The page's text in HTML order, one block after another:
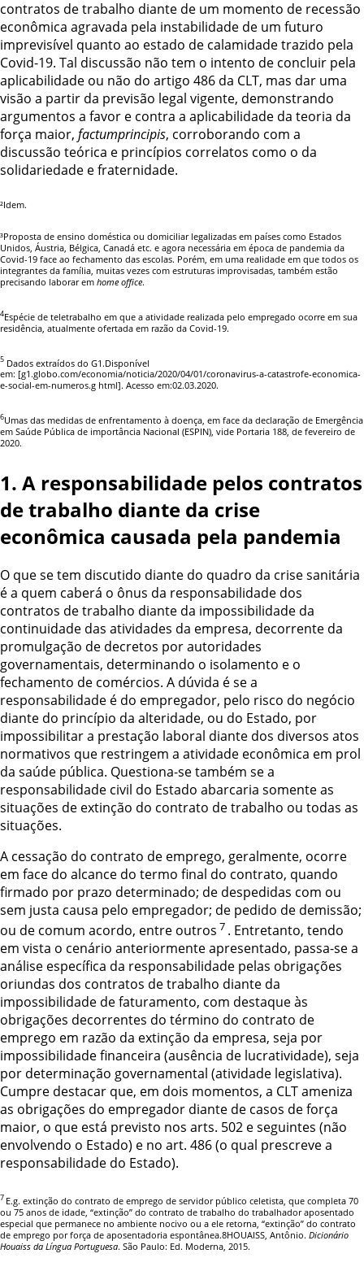
contratos de trabalho diante de um momento de recessão
econômica agravada pela instabilidade de um futuro
imprevisível quanto ao estado de calamidade trazido pela
Covid-19. Tal discussão não tem o intento de concluir pela
aplicabilidade ou não do artigo 486 da CLT, mas dar uma
visão a partir da previsão legal vigente, demonstrando
argumentos a favor e contra a aplicabilidade da teoria da
força maior, factumprincipis, corroborando com a
discussão teórica e princípios correlatos como o da
solidariedade e fraternidade.
²Idem.
³Proposta de ensino doméstica ou domiciliar legalizadas em países como Estados
Unidos, Áustria, Bélgica, Canadá etc. e agora necessária em época de pandemia da
Covid-19 face ao fechamento das escolas. Porém, em uma realidade em que todos os
integrantes da família, muitas vezes com estruturas improvisadas, também estão
precisando laborar em home office.
4Espécie de teletrabalho em que a atividade realizada pelo empregado ocorre em sua
residência, atualmente ofertada em razão da Covid-19.
5 Dados extraídos do G1.Disponível
em: [g1.globo.com/economia/noticia/2020/04/01/coronavirus-a-catastrofe-economica-
e-social-em-numeros.g html]. Acesso em:02.03.2020.
6Umas das medidas de enfrentamento à doença, em face da declaração de Emergência
em Saúde Pública de importância Nacional (ESPIN), vide Portaria 188, de fevereiro de
2020.
1. A responsabilidade pelos contratos
de trabalho diante da crise
econômica causada pela pandemia
O que se tem discutido diante do quadro da crise sanitária
é a quem caberá o ônus da responsabilidade dos
contratos de trabalho diante da impossibilidade da
continuidade das atividades da empresa, decorrente da
promulgação de decretos por autoridades
governamentais, determinando o isolamento e o
fechamento de comércios. A dúvida é se a
responsabilidade é do empregador, pelo risco do negócio
diante do princípio da alteridade, ou do Estado, por
impossibilitar a prestação laboral diante dos diversos atos
normativos que restringem a atividade econômica em prol
da saúde pública. Questiona-se também se a
responsabilidade civil do Estado abarcaria somente as
situações de extinção do contrato de trabalho ou todas as
situações.
A cessação do contrato de emprego, geralmente, ocorre
em face do alcance do termo final do contrato, quando
firmado por prazo determinado; de despedidas com ou
sem justa causa pelo empregador; de pedido de demissão;
ou de comum acordo, entre outros 7 . Entretanto, tendo
em vista o cenário anteriormente apresentado, passa-se a
análise específica da responsabilidade pelas obrigações
oriundas dos contratos de trabalho diante da
impossibilidade de faturamento, com destaque às
obrigações decorrentes do término do contrato de
emprego em razão da extinção da empresa, seja por
impossibilidade financeira (ausência de lucratividade), seja
por determinação governamental (atividade legislativa).
Cumpre destacar que, em dois momentos, a CLT ameniza
as obrigações do empregador diante de casos de força
maior, o que está previsto nos arts. 502 e seguintes (não
envolvendo o Estado) e no art. 486 (o qual prescreve a
responsabilidade do Estado).
7 E.g. extinção do contrato de emprego de servidor público celetista, que completa 70
ou 75 anos de idade, “extinção” do contrato de trabalho do trabalhador aposentado
especial que permanece no ambiente nocivo ou a ele retorna, “extinção” do contrato
de emprego por força de aposentadoria espontânea.8HOUAISS, Antônio. Dicionário
Houaiss da Língua Portuguesa. São Paulo: Ed. Moderna, 2015.